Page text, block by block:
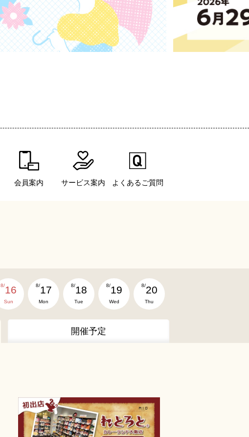
会員案内 サービス案内 よくあるご質問
8/16
Sun
8/17
Mon
8/18
Tue
8/19
Wed
8/20
Thu
開催予定